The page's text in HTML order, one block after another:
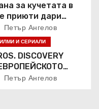
за кучетата в
приюти дари
година и половина
Петър Ангелов
И СЕРИАЛИ
DISCOVERY
ПО ЛЕКА
Петър Ангелов